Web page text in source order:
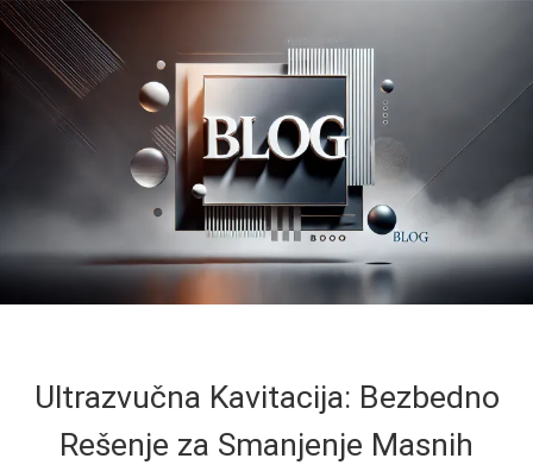
Ultrazvučna Kavitacija: Bezbedno
Rešenje za Smanjenje Masnih